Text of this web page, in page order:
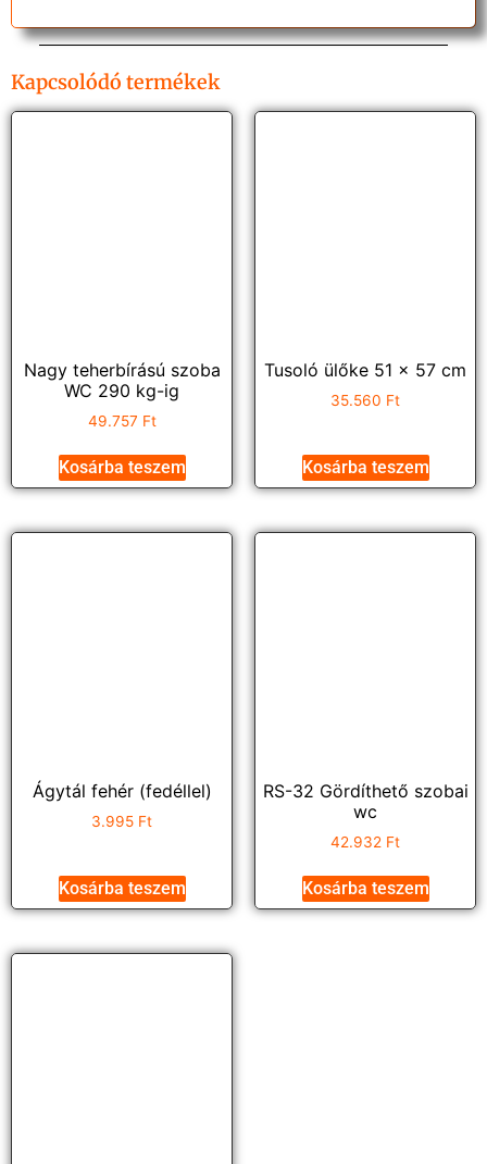
Kapcsolódó termékek
Nagy teherbírású szoba
WC 290 kg-ig
49.757 Ft
Kosárba teszem
Tusoló ülőke 51 x 57 cm
35.560 Ft
Kosárba teszem
Ágytál fehér (fedéllel)
3.995 Ft
Kosárba teszem
RS-32 Gördíthető szobai
wc
42.932 Ft
Kosárba teszem